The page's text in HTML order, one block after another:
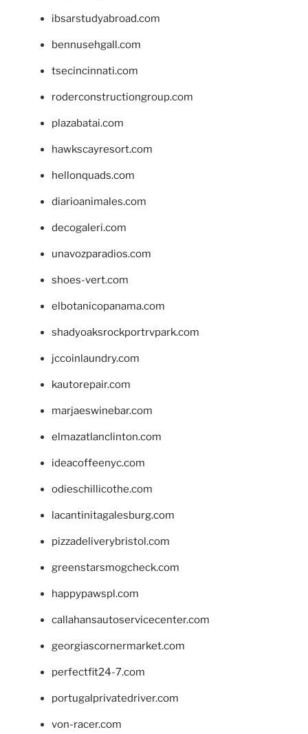
ibsarstudyabroad.com
bennusehgall.com
tsecincinnati.com
roderconstructiongroup.com
plazabatai.com
hawkscayresort.com
hellonquads.com
diarioanimales.com
decogaleri.com
unavozparadios.com
shoes-vert.com
elbotanicopanama.com
shadyoaksrockportrvpark.com
jccoinlaundry.com
kautorepair.com
marjaeswinebar.com
elmazatlanclinton.com
ideacoffeenyc.com
odieschillicothe.com
lacantinitagalesburg.com
pizzadeliverybristol.com
greenstarsmogcheck.com
happypawspl.com
callahansautoservicecenter.com
georgiascornermarket.com
perfectfit24-7.com
portugalprivatedriver.com
von-racer.com